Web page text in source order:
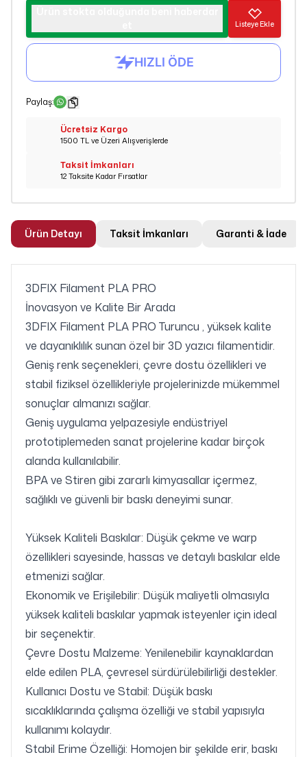
Listeye Ekle
Paylaş:
Ücretsiz Kargo
1500 TL ve Üzeri Alışverişlerde
Taksit İmkanları
12 Taksite Kadar Fırsatlar
Ürün Detayı Taksit İmkanları Garanti & İade
3DFIX Filament PLA PRO
İnovasyon ve Kalite Bir Arada
3DFIX Filament PLA PRO Turuncu , yüksek kalite
ve dayanıklılık sunan özel bir 3D yazıcı filamentidir.
Geniş renk seçenekleri, çevre dostu özellikleri ve
stabil fiziksel özellikleriyle projelerinizde mükemmel
sonuçlar almanızı sağlar.
Geniş uygulama yelpazesiyle endüstriyel
prototiplemeden sanat projelerine kadar birçok
alanda kullanılabilir.
BPA ve Stiren gibi zararlı kimyasallar içermez,
sağlıklı ve güvenli bir baskı deneyimi sunar.
Yüksek Kaliteli Baskılar: Düşük çekme ve warp
özellikleri sayesinde, hassas ve detaylı baskılar elde
etmenizi sağlar.
Ekonomik ve Erişilebilir: Düşük maliyetli olmasıyla
yüksek kaliteli baskılar yapmak isteyenler için ideal
bir seçenektir.
Çevre Dostu Malzeme: Yenilenebilir kaynaklardan
elde edilen PLA, çevresel sürdürülebilirliği destekler.
Kullanıcı Dostu ve Stabil: Düşük baskı
sıcaklıklarında çalışma özelliği ve stabil yapısıyla
kullanımı kolaydır.
Stabil Erime Özelliği: Homojen bir şekilde erir, baskı